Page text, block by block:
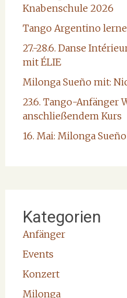
Knabenschule 2026
Tango Argentino
27.-28.6. Danse
mit ÉLIE
Milonga Sueño mit:
23.6. Tango-Anfänger
anschließendem Kurs
16. Mai: Milonga
Kategorien
Anfänger
Events
Konzert
Milonga